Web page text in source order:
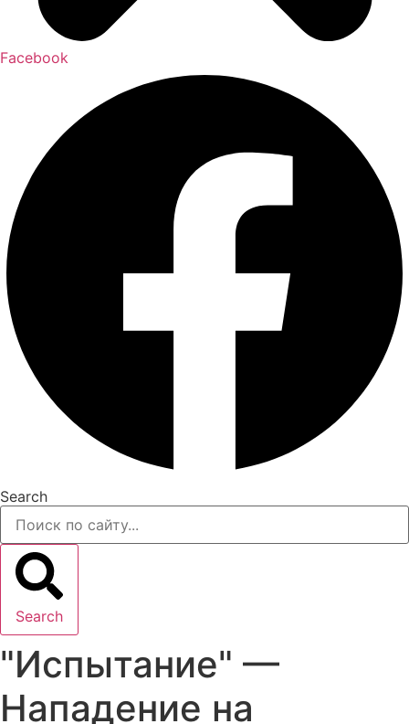
Facebook
Search
Search
"Испытание" —
Нападение на